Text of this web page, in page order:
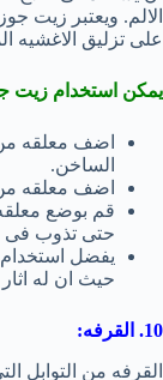
الالم. ويعتبر زيت
على تزليق الاغشيه
يمكن استخدام زيت
اضف معلقه من
الساخن.
اضف معلقه
قم بوضع
حتى تذوب فى
يفضل
حيث ان له
10. القرفه:
القرفه من التوابل